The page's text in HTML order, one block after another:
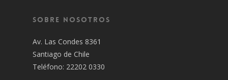
Sobre Nosotros
Av. Las Condes 8361
Santiago de Chile
Teléfono: 22202 0330